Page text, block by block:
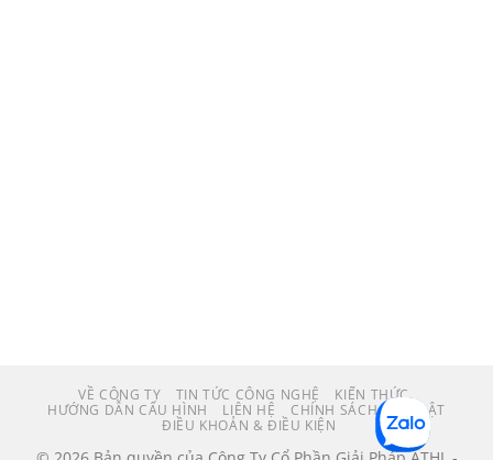
VỀ CÔNG TY TIN TỨC CÔNG NGHỆ
KIẾN THỨC
HƯỚNG DẪN CẤU HÌNH
LIÊN HỆ
CHÍNH SÁCH BẢO MẬT
ĐIỀU KHOẢN & ĐIỀU KIỆN